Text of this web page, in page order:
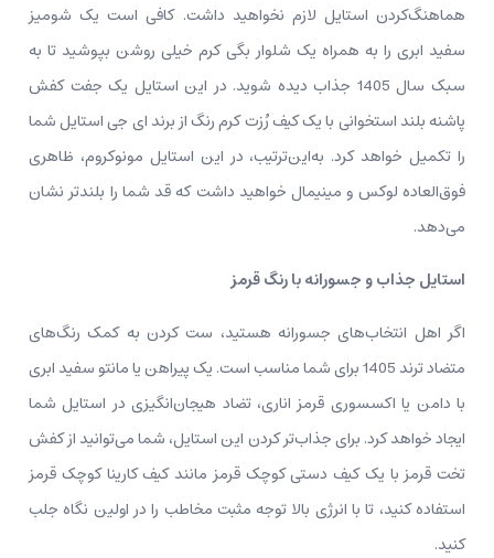
هماهنگ‌کردن استایل لازم نخواهید داشت. کافی است یک شومیز
سفید ابری را به همراه یک شلوار بگی کرم خیلی روشن بپوشید تا به
سبک سال 1405 جذاب دیده شوید. در این استایل یک جفت کفش
پاشنه بلند استخوانی با یک کیف رُزت کرم رنگ از برند ای جی استایل شما
را تکمیل خواهد کرد. به‌این‌ترتیب، در این استایل مونوکروم، ظاهری
فوق‌العاده لوکس و مینیمال خواهید داشت که قد شما را بلندتر نشان
می‌دهد.
استایل جذاب و جسورانه با رنگ قرمز
اگر اهل انتخاب‌های جسورانه هستید، ست کردن به کمک رنگ‌های
متضاد ترند 1405 برای شما مناسب است. یک پیراهن یا مانتو سفید ابری
با دامن یا اکسسوری قرمز اناری، تضاد هیجان‌انگیزی در استایل شما
ایجاد خواهد کرد. برای جذاب‌تر کردن این استایل، شما می‌توانید از کفش
تخت قرمز با یک کیف دستی کوچک قرمز مانند کیف کارینا کوچک قرمز
استفاده کنید، تا با انرژی بالا توجه مثبت مخاطب را در اولین نگاه جلب
کنید.